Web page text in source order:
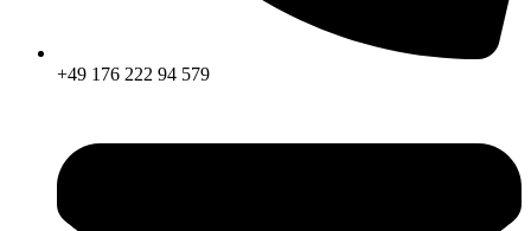
+49 176 222 94 579